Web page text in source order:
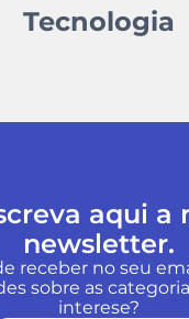
Tecnologia
aqui a
newsletter.
receber no seu
sobre as
interese?